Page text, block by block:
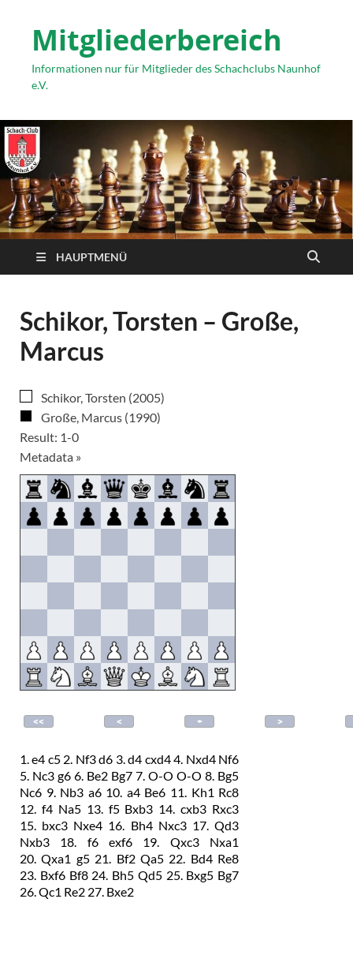
Mitgliederbereich
Informationen nur für Mitglieder des Schachclubs Naunhof
e.V.
HAUPTMENÜ
Schikor, Torsten – Große,
Marcus
Schikor, Torsten (2005)
Große, Marcus (1990)
Result: 1-0
Metadata »
1.e4 c5 2. Nf3d6 3.d4 cxd44. Nxd4 Nf6
5. Nc3 g6 6. Be2 Bg7 7. O-O O-O 8. Bg5
Nc6 9. Nb3 a6 10. a4 Be6 11. Kh1 Rc8
12. f4 Na5 13. f5 Bxb3 14.cxb3 Rxc3
15. bxc3 Nxe4 16. Bh4 Nxc3 17.Qd3
Nxb3
18. f6 exf6 19. Qxc3
Nxa1
20.Qxa1 g5 21. Bf2 Qa5 22. Bd4 Re8
23. Bxf6 Bf8 24. Bh5 Qd5 25. Bxg5 Bg7
26.Qc1 Re2 27. Bxe2